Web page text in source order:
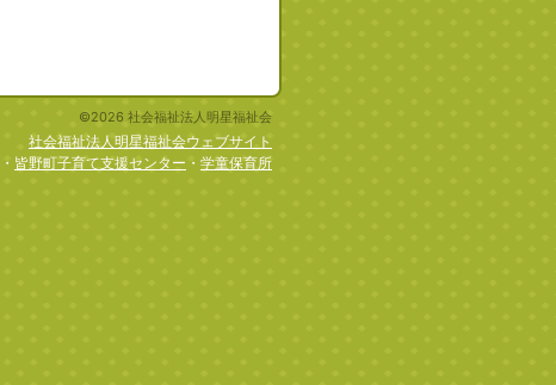
©2026 社会福祉法人明星福祉会
社会福祉法人明星福祉会ウェブサイト
・ 皆野町子育て支援センター ・ 学童保育所